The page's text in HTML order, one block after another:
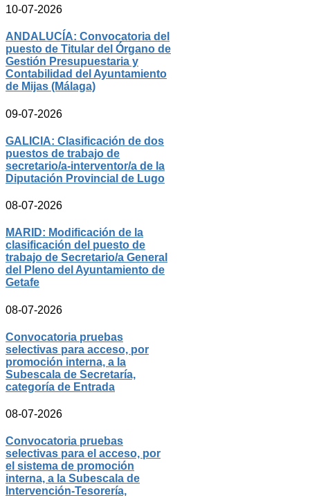
10-07-2026
ANDALUCÍA: Convocatoria del
puesto de Titular del Órgano de
Gestión Presupuestaria y
Contabilidad del Ayuntamiento
de Mijas (Málaga)
09-07-2026
GALICIA: Clasificación de dos
puestos de trabajo de
secretario/a-interventor/a de la
Diputación Provincial de Lugo
08-07-2026
MARID: Modificación de la
clasificación del puesto de
trabajo de Secretario/a General
del Pleno del Ayuntamiento de
Getafe
08-07-2026
Convocatoria pruebas
selectivas para acceso, por
promoción interna, a la
Subescala de Secretaría,
categoría de Entrada
08-07-2026
Convocatoria pruebas
selectivas para el acceso, por
el sistema de promoción
interna, a la Subescala de
Intervención-Tesorería,